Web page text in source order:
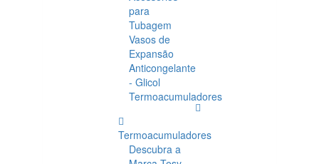
para
Tubagem
Vasos de
Expansão
Anticongelante
- Glicol
Termoacumuladores
Termoacumuladores
Descubra a